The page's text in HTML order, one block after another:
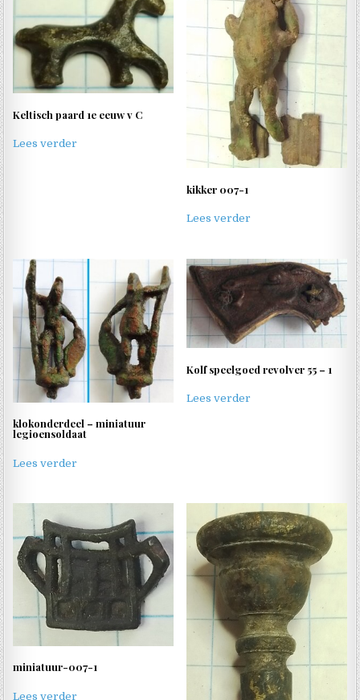
Keltisch paard 1e eeuw v C
Lees verder
kikker 007-1
Lees verder
klokonderdeel – miniatuur
legioensoldaat
Lees verder
Kolf speelgoed revolver 55 – 1
Lees verder
miniatuur-007-1
Lees verder